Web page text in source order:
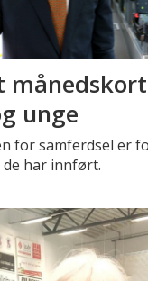
unge
for samferdsel er
har innført.